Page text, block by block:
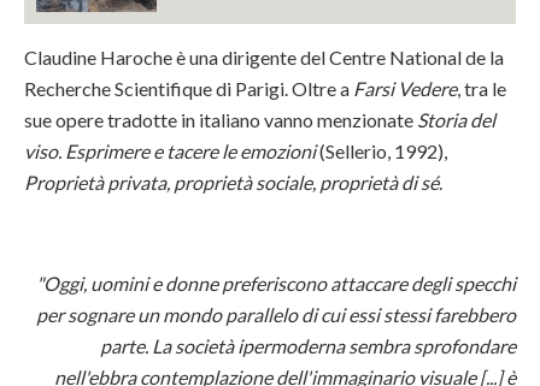
Claudine Haroche è una dirigente del Centre National de la
Recherche Scientifique di Parigi. Oltre a Farsi Vedere, tra le
sue opere tradotte in italiano vanno menzionate Storia del
viso. Esprimere e tacere le emozioni(Sellerio, 1992),
Proprietà privata, proprietà sociale, proprietà di sé.
"Oggi, uomini e donne preferiscono attaccare degli specchi
per sognare un mondo parallelo di cui essi stessi farebbero
parte. La società ipermoderna sembra sprofondare
nell'ebbra contemplazione dell'immaginario visuale [...] è